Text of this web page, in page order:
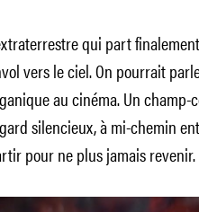
qui part
vers le ciel. On pourrait
au cinéma. Un
silencieux, à mi-chemin
pour ne plus jamais revenir.